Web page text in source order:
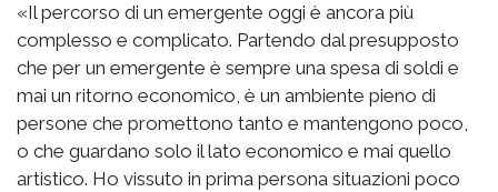
«Il percorso di un emergente oggi è ancora più
complesso e complicato. Partendo dal presupposto
che per un emergente è sempre una spesa di soldi e
mai un ritorno economico, è un ambiente pieno di
persone che promettono tanto e mantengono poco,
o che guardano solo il lato economico e mai quello
artistico. Ho vissuto in prima persona situazioni poco